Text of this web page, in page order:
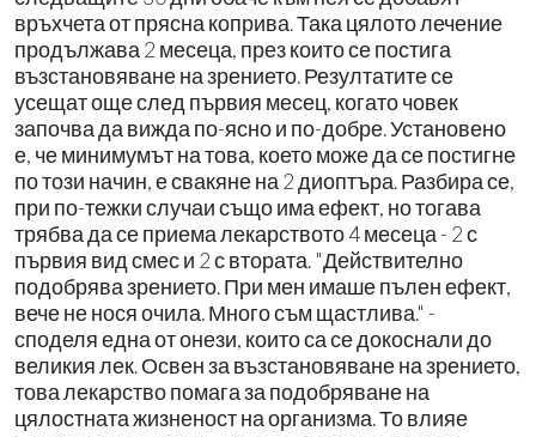
връхчета от прясна коприва. Така цялото лечение
продължава 2 месеца, през които се постига
възстановяване на зрението. Резултатите се
усещат още след първия месец, когато човек
започва да вижда по-ясно и по-добре. Установено
е, че минимумът на това, което може да се постигне
по този начин, е свакяне на 2 диоптъра. Разбира се,
при по-тежки случаи също има ефект, но тогава
трябва да се приема лекарството 4 месеца - 2 с
първия вид смес и 2 с втората. "Действително
подобрява зрението. При мен имаше пълен ефект,
вече не нося очила. Много съм щастлива." -
споделя една от онези, които са се докоснали до
великия лек. Освен за възстановяване на зрението,
това лекарство помага за подобряване на
цялостната жизненост на организма. То влияе